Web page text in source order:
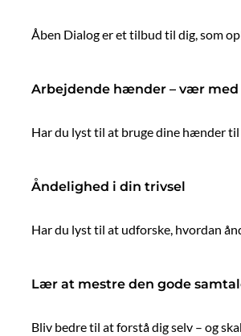
Åben Dialog er et tilbud til dig, som
Arbejdende hænder – vær med
Har du lyst til at bruge dine hænder
Åndelighed i din trivsel
Har du lyst til at udforske, hvordan
Lær at mestre den gode
Bliv bedre til at forstå dig selv – og